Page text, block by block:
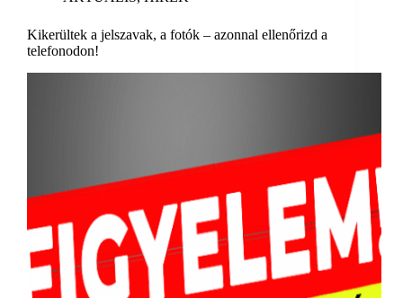
Kikerültek a jelszavak, a fotók – azonnal ellenőrizd a
telefonodon!